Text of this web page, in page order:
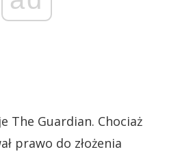
The Guardian. Chociaż
prawo do złożenia